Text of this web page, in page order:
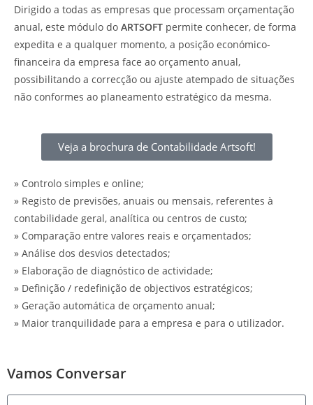
Dirigido a todas as empresas que processam orçamentação
anual, este módulo do ARTSOFT permite conhecer, de forma
expedita e a qualquer momento, a posição económico-
financeira da empresa face ao orçamento anual,
possibilitando a correcção ou ajuste atempado de situações
não conformes ao planeamento estratégico da mesma.
Veja a brochura de Contabilidade Artsoft!
» Controlo simples e online;
» Registo de previsões, anuais ou mensais, referentes à
contabilidade geral, analítica ou centros de custo;
» Comparação entre valores reais e orçamentados;
» Análise dos desvios detectados;
» Elaboração de diagnóstico de actividade;
» Definição / redefinição de objectivos estratégicos;
» Geração automática de orçamento anual;
» Maior tranquilidade para a empresa e para o utilizador.
Vamos Conversar